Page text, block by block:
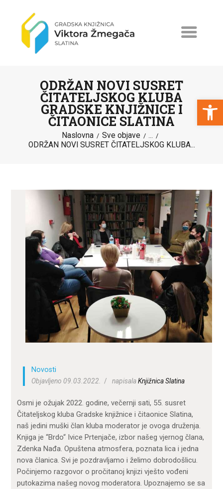
Open toolbar
ODRŽAN NOVI SUSRET
ČITATELJSKOG KLUBA
GRADSKE KNJIŽNICE I
ČITAONICE SLATINA
Naslovna Sve objave ...
ODRŽAN NOVI SUSRET ČITATELJSKOG KLUBA...
NASLOVNA
NOVOSTI
KATALOG
O KNJIŽNICI
ZA KORISNIKE
ODJELI
DOKUMENTI
KONTAKT
Novosti
Objavljeno 09.03.2022.
napisalaKnjižnica Slatina
Osmi je ožujak 2022. godine, večernji sati, 55. susret
Čitateljskog kluba Gradske knjižnice i čitaonice Slatina,
naš jedini muški član kluba moderator je ovoga druženja.
Knjiga je “Brdo“ Ivice Prtenjače, izbor našeg vjernog člana,
Zdenka Nađa. Opuštena atmosfera, poznata lica i jedna
nova članica. Svi je pozdravljamo i želimo dobrodošlicu.
Počinjemo razgovor o pročitanoj knjizi vješto vođeni
putokazima našeg novog moderatora. Upoznajemo se sa